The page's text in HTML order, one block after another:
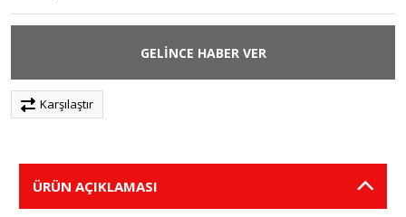
GELİNCE HABER VER
Karşılaştır
ÜRÜN AÇIKLAMASI